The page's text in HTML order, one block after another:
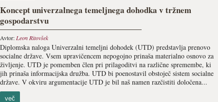
Koncept univerzalnega temeljnega dohodka v tržnem
gospodarstvu
Avtor: Leon Ritovšek
Diplomska naloga Univerzalni temeljni dohodek (UTD) predstavlja prenovo
socialne države. Vsem upravičencem nepogojno prinaša materialno osnovo za
življenje. UTD je pomemben člen pri prilagoditvi na različne spremembe, ki
jih prinaša informacijska družba. UTD bi poenostavil obstoječ sistem socialne
države. V okviru argumentacije UTD je bil naš namen razčistiti določena...
več